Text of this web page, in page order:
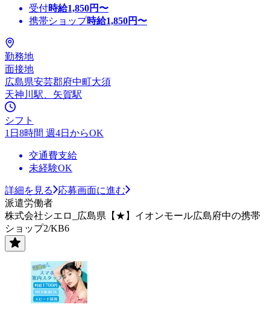
受付時給1,850円〜
携帯ショップ時給1,850円〜
勤務地
面接地
広島県安芸郡府中町大須
天神川駅、矢賀駅
シフト
1日8時間 週4日からOK
交通費支給
未経験OK
詳細を見る
応募画面に進む
派遣労働者
株式会社シエロ_広島県【★】イオンモール広島府中の携帯
ショップ2/KB6